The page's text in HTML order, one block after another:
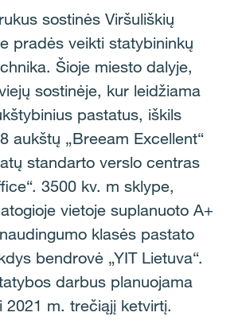
sostinės Viršuliškių
pradės veikti statybininkų
Šioje miesto dalyje,
sostinėje, kur leidžiama
pastatus, iškils
aukštų „Breeam Excellent“
standarto verslo centras
3500 kv. m sklype,
vietoje suplanuoto A+
klasės pastato
bendrovė „YIT Lietuva“.
darbus planuojama
2021 m. trečiąjį ketvirtį.